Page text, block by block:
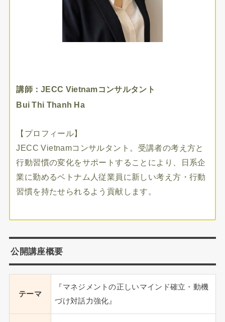
講師：JECC Vietnamコンサルタント
Bui Thi Thanh Ha
【プロフィール】
JECC Vietnamコンサルタント。受講者の考え方と
行動習慣の変化をサポートすることにより、日系企
業に勤めるベトナム人従業員に新しい考え方・行動
習慣を持たせられるよう貢献します。
公開講座概要
テーマ
『マネジメントの正しいマインド確立・動機
づけ対話力強化』